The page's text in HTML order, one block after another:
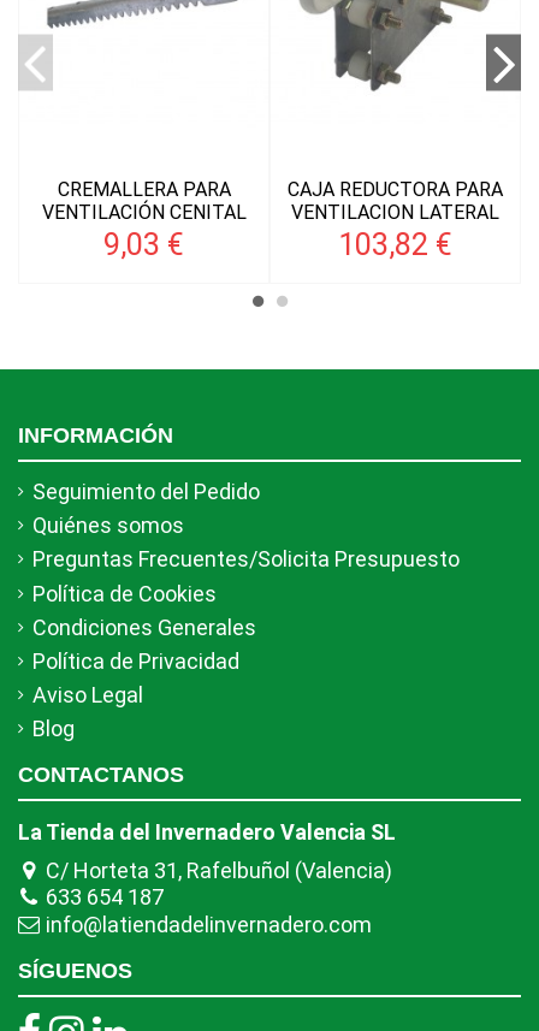
CREMALLERA PARA
VENTILACIÓN CENITAL
9,03 €
CAJA REDUCTORA PARA
VENTILACION LATERAL
103,82 €
INFORMACIÓN
Seguimiento del Pedido
Quiénes somos
Preguntas Frecuentes/Solicita Presupuesto
Política de Cookies
Condiciones Generales
Política de Privacidad
Aviso Legal
Blog
CONTACTANOS
La Tienda del Invernadero Valencia SL
C/ Horteta 31, Rafelbuñol (Valencia)
633 654 187
info@latiendadelinvernadero.com
SÍGUENOS